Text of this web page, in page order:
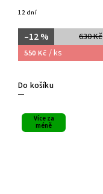
12 dní
630 Kč
–12 %
550 Kč / ks
Do košíku
Více za
méně